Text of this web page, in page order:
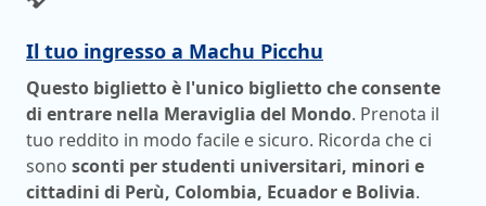
Il tuo ingresso a Machu Picchu
Questo biglietto è l'unico biglietto che consente
di entrare nella Meraviglia del Mondo. Prenota il
tuo reddito in modo facile e sicuro. Ricorda che ci
sono sconti per studenti universitari, minori e
cittadini di Perù, Colombia, Ecuador e Bolivia.